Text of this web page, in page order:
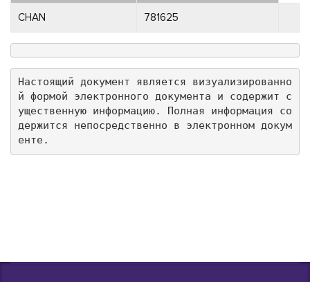
CHAN 781625
Настоящий документ является визуализированно
й формой электронного документа и содержит с
ущественную информацию. Полная информация со
держится непосредственно в электронном докум
енте.